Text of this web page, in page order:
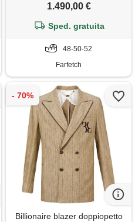
1.490,00 €
Sped. gratuita
48-50-52
Farfetch
Billionaire blazer doppiopetto